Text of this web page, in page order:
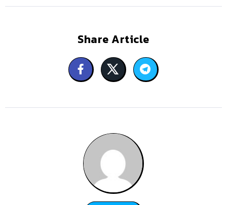
Share Article